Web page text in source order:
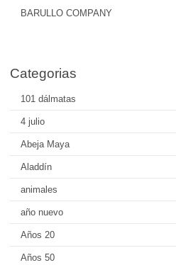
BARULLO COMPANY
Categorias
101 dálmatas
4 julio
Abeja Maya
Aladdín
animales
año nuevo
Años 20
Años 50